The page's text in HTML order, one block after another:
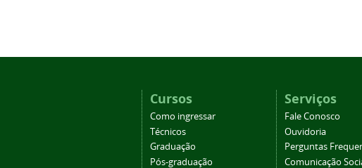
Cursos
Como ingressar
Técnicos
Graduação
Pós-graduação
Serviços
Fale Conosco
Ouvidoria
Perguntas
Comunicação